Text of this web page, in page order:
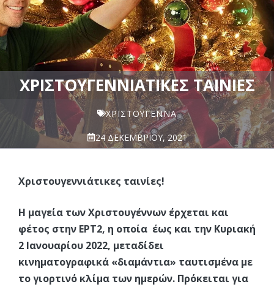
ΧΡΙΣΤΟΥΓΕΝΝΙΆΤΙΚΕΣ ΤΑΙΝΊΕΣ
ΧΡΙΣΤΟΥΓΕΝΝΑ
24 ΔΕΚΕΜΒΡΊΟΥ, 2021
Χριστουγεννιάτικες ταινίες!
Η μαγεία των Χριστουγέννων έρχεται και
φέτος στην ΕΡΤ2, η οποία έως και την Κυριακή
2 Ιανουαρίου 2022, μεταδίδει
κινηματογραφικά «διαμάντια» ταυτισμένα με
το γιορτινό κλίμα των ημερών. Πρόκειται για